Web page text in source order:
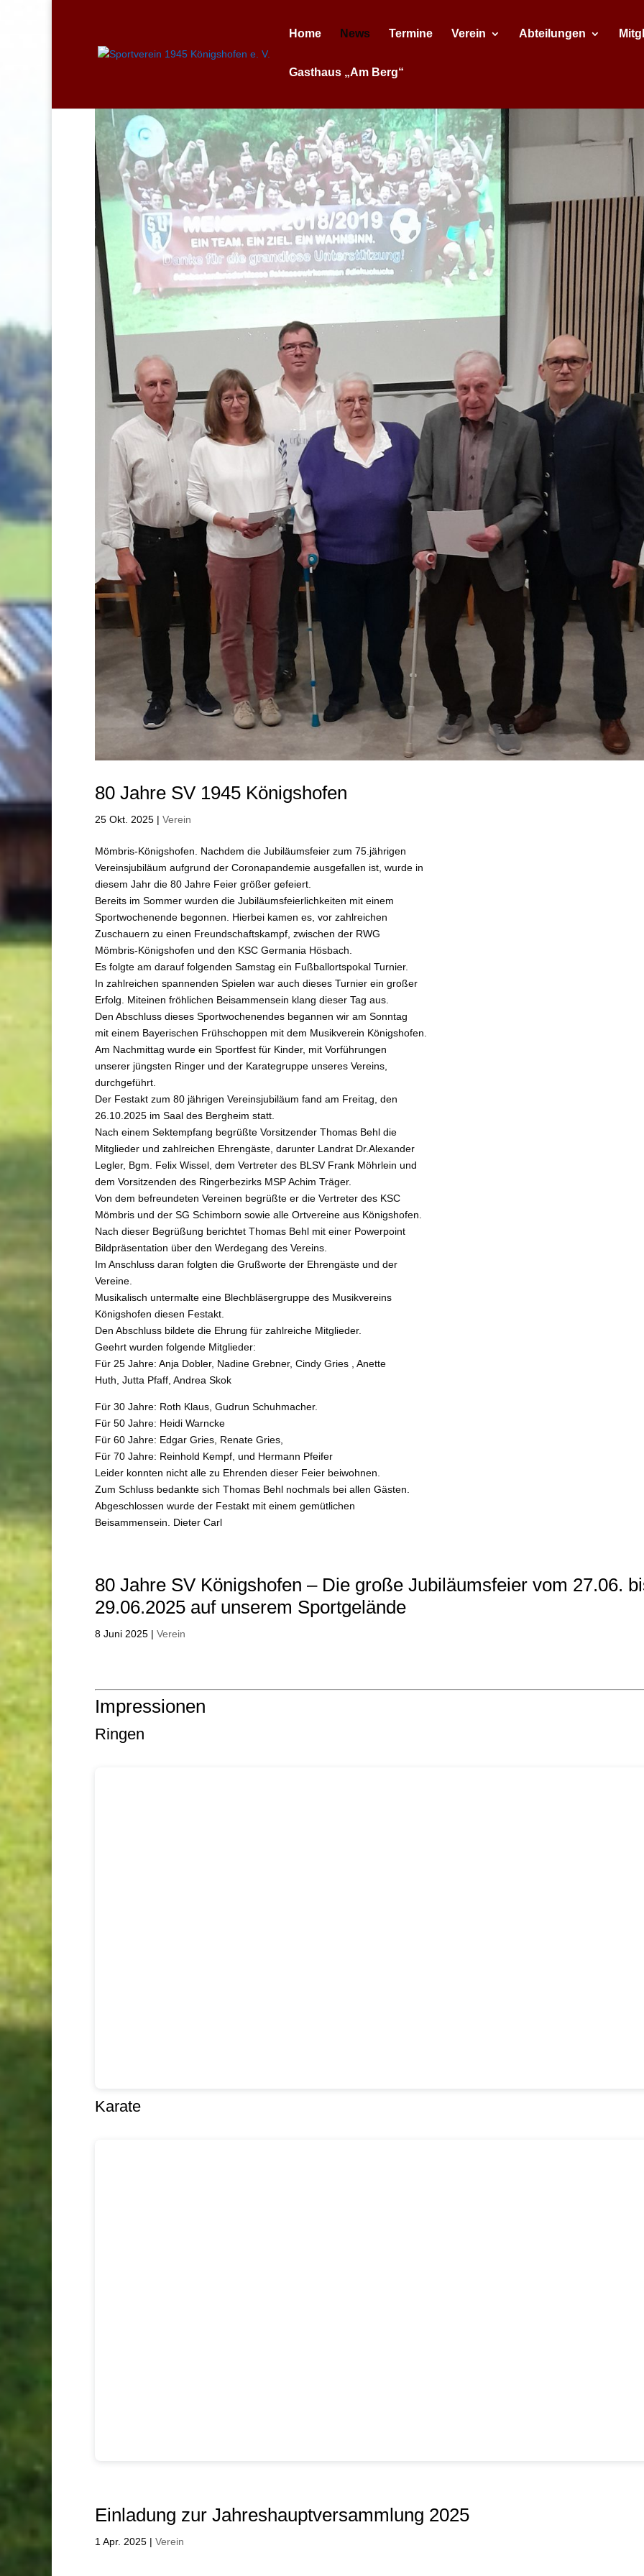
Home News Termine Verein Abteilungen
Gasthaus „Am Berg“
80 Jahre SV 1945 Königshofen
25 Okt. 2025 | Verein
Mömbris-Königshofen. Nachdem die Jubiläumsfeier zum 75.jährigen
Vereinsjubiläum aufgrund der Coronapandemie ausgefallen ist, wurde in
diesem Jahr die 80 Jahre Feier größer gefeiert.
Bereits im Sommer wurden die Jubiläumsfeierlichkeiten mit einem
Sportwochenende begonnen. Hierbei kamen es, vor zahlreichen
Zuschauern zu einen Freundschaftskampf, zwischen der RWG
Mömbris-Königshofen und den KSC Germania Hösbach.
Es folgte am darauf folgenden Samstag ein Fußballortspokal Turnier.
In zahlreichen spannenden Spielen war auch dieses Turnier ein großer
Erfolg. Miteinen fröhlichen Beisammensein klang dieser Tag aus.
Den Abschluss dieses Sportwochenendes begannen wir am Sonntag
mit einem Bayerischen Frühschoppen mit dem Musikverein Königshofen.
Am Nachmittag wurde ein Sportfest für Kinder, mit Vorführungen
unserer jüngsten Ringer und der Karategruppe unseres Vereins,
durchgeführt.
Der Festakt zum 80 jährigen Vereinsjubiläum fand am Freitag, den
26.10.2025 im Saal des Bergheim statt.
Nach einem Sektempfang begrüßte Vorsitzender Thomas Behl die
Mitglieder und zahlreichen Ehrengäste, darunter Landrat Dr.Alexander
Legler, Bgm. Felix Wissel, dem Vertreter des BLSV Frank Möhrlein und
dem Vorsitzenden des Ringerbezirks MSP Achim Träger.
Von dem befreundeten Vereinen begrüßte er die Vertreter des KSC
Mömbris und der SG Schimborn sowie alle Ortvereine aus Königshofen.
Nach dieser Begrüßung berichtet Thomas Behl mit einer Powerpoint
Bildpräsentation über den Werdegang des Vereins.
Im Anschluss daran folgten die Grußworte der Ehrengäste und der
Vereine.
Musikalisch untermalte eine Blechbläsergruppe des Musikvereins
Königshofen diesen Festakt.
Den Abschluss bildete die Ehrung für zahlreiche Mitglieder.
Geehrt wurden folgende Mitglieder:
Für 25 Jahre: Anja Dobler, Nadine Grebner, Cindy Gries , Anette
Huth, Jutta Pfaff, Andrea Skok
Für 30 Jahre: Roth Klaus, Gudrun Schuhmacher.
Für 50 Jahre: Heidi Warncke
Für 60 Jahre: Edgar Gries, Renate Gries,
Für 70 Jahre: Reinhold Kempf, und Hermann Pfeifer
Leider konnten nicht alle zu Ehrenden dieser Feier beiwohnen.
Zum Schluss bedankte sich Thomas Behl nochmals bei allen Gästen.
Abgeschlossen wurde der Festakt mit einem gemütlichen
Beisammensein. Dieter Carl
80 Jahre SV Königshofen – Die große Jubiläumsfeier vom 27.06.
29.06.2025 auf unserem Sportgelände
8 Juni 2025 | Verein
Impressionen
Ringen
Karate
Einladung zur Jahreshauptversammlung 2025
1 Apr. 2025 | Verein